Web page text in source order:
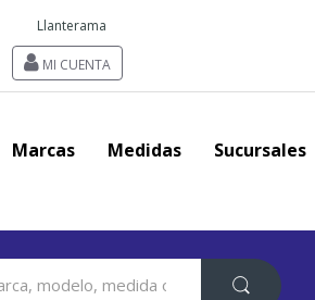
Llanterama
MI CUENTA
Marcas Medidas Sucursales